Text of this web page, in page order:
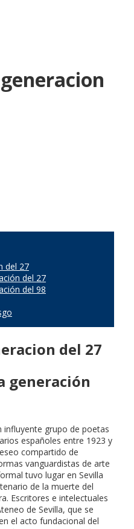
del 27
del 27
del 98
del 27
generación
influyente grupo de poetas
españoles entre 1923 y
compartido de
vanguardistas de arte
tuvo lugar en Sevilla
de la muerte del
Escritores e intelectuales
de Sevilla, que se
el acto fundacional del